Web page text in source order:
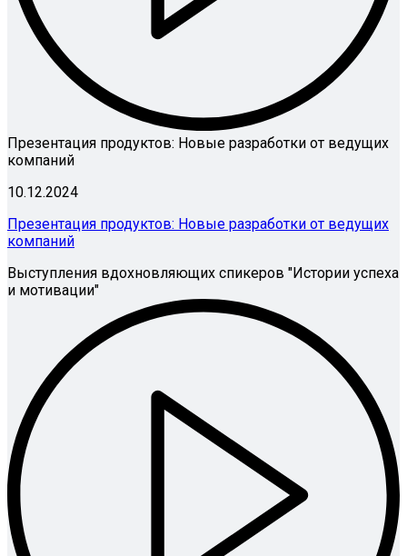
Презентация продуктов: Новые разработки от ведущих
компаний
10.12.2024
Презентация продуктов: Новые разработки от ведущих
компаний
Выступления вдохновляющих спикеров "Истории успеха
и мотивации"